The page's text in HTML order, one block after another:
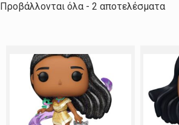
Προβάλλονται όλα - 2 αποτελέσματα